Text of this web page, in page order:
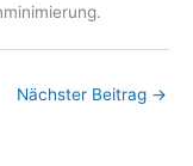
Nächster Beitrag →